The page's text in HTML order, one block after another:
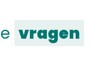
vragen